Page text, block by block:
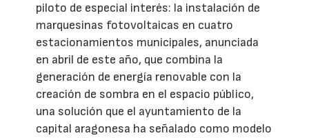
piloto de especial interés: la instalación de
marquesinas fotovoltaicas en cuatro
estacionamientos municipales, anunciada
en abril de este año, que combina la
generación de energía renovable con la
creación de sombra en el espacio público,
una solución que el ayuntamiento de la
capital aragonesa ha señalado como modelo